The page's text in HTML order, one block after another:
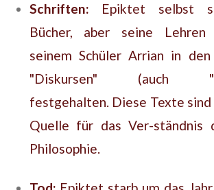
Schriften: Epiktet selbst
Bücher, aber seine
seinem Schüler Arrian in den
"Diskursen" (auch
festgehalten. Diese Texte
Quelle für das Ver-ständnis
Philosophie.